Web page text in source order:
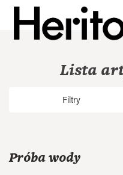
MAMY NA OKU
Lista
Filtry
Próba wody